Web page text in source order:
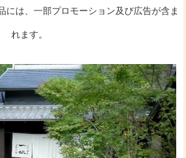
には、一部プロモーション及び広告が含ま
れます。